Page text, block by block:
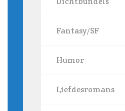
Fantasy/SF
Humor
Liefdesromans